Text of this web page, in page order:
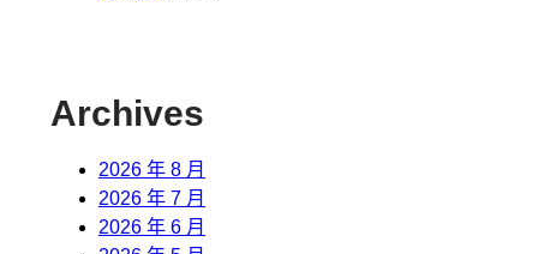
Archives
2026 年 8 月
2026 年 7 月
2026 年 6 月